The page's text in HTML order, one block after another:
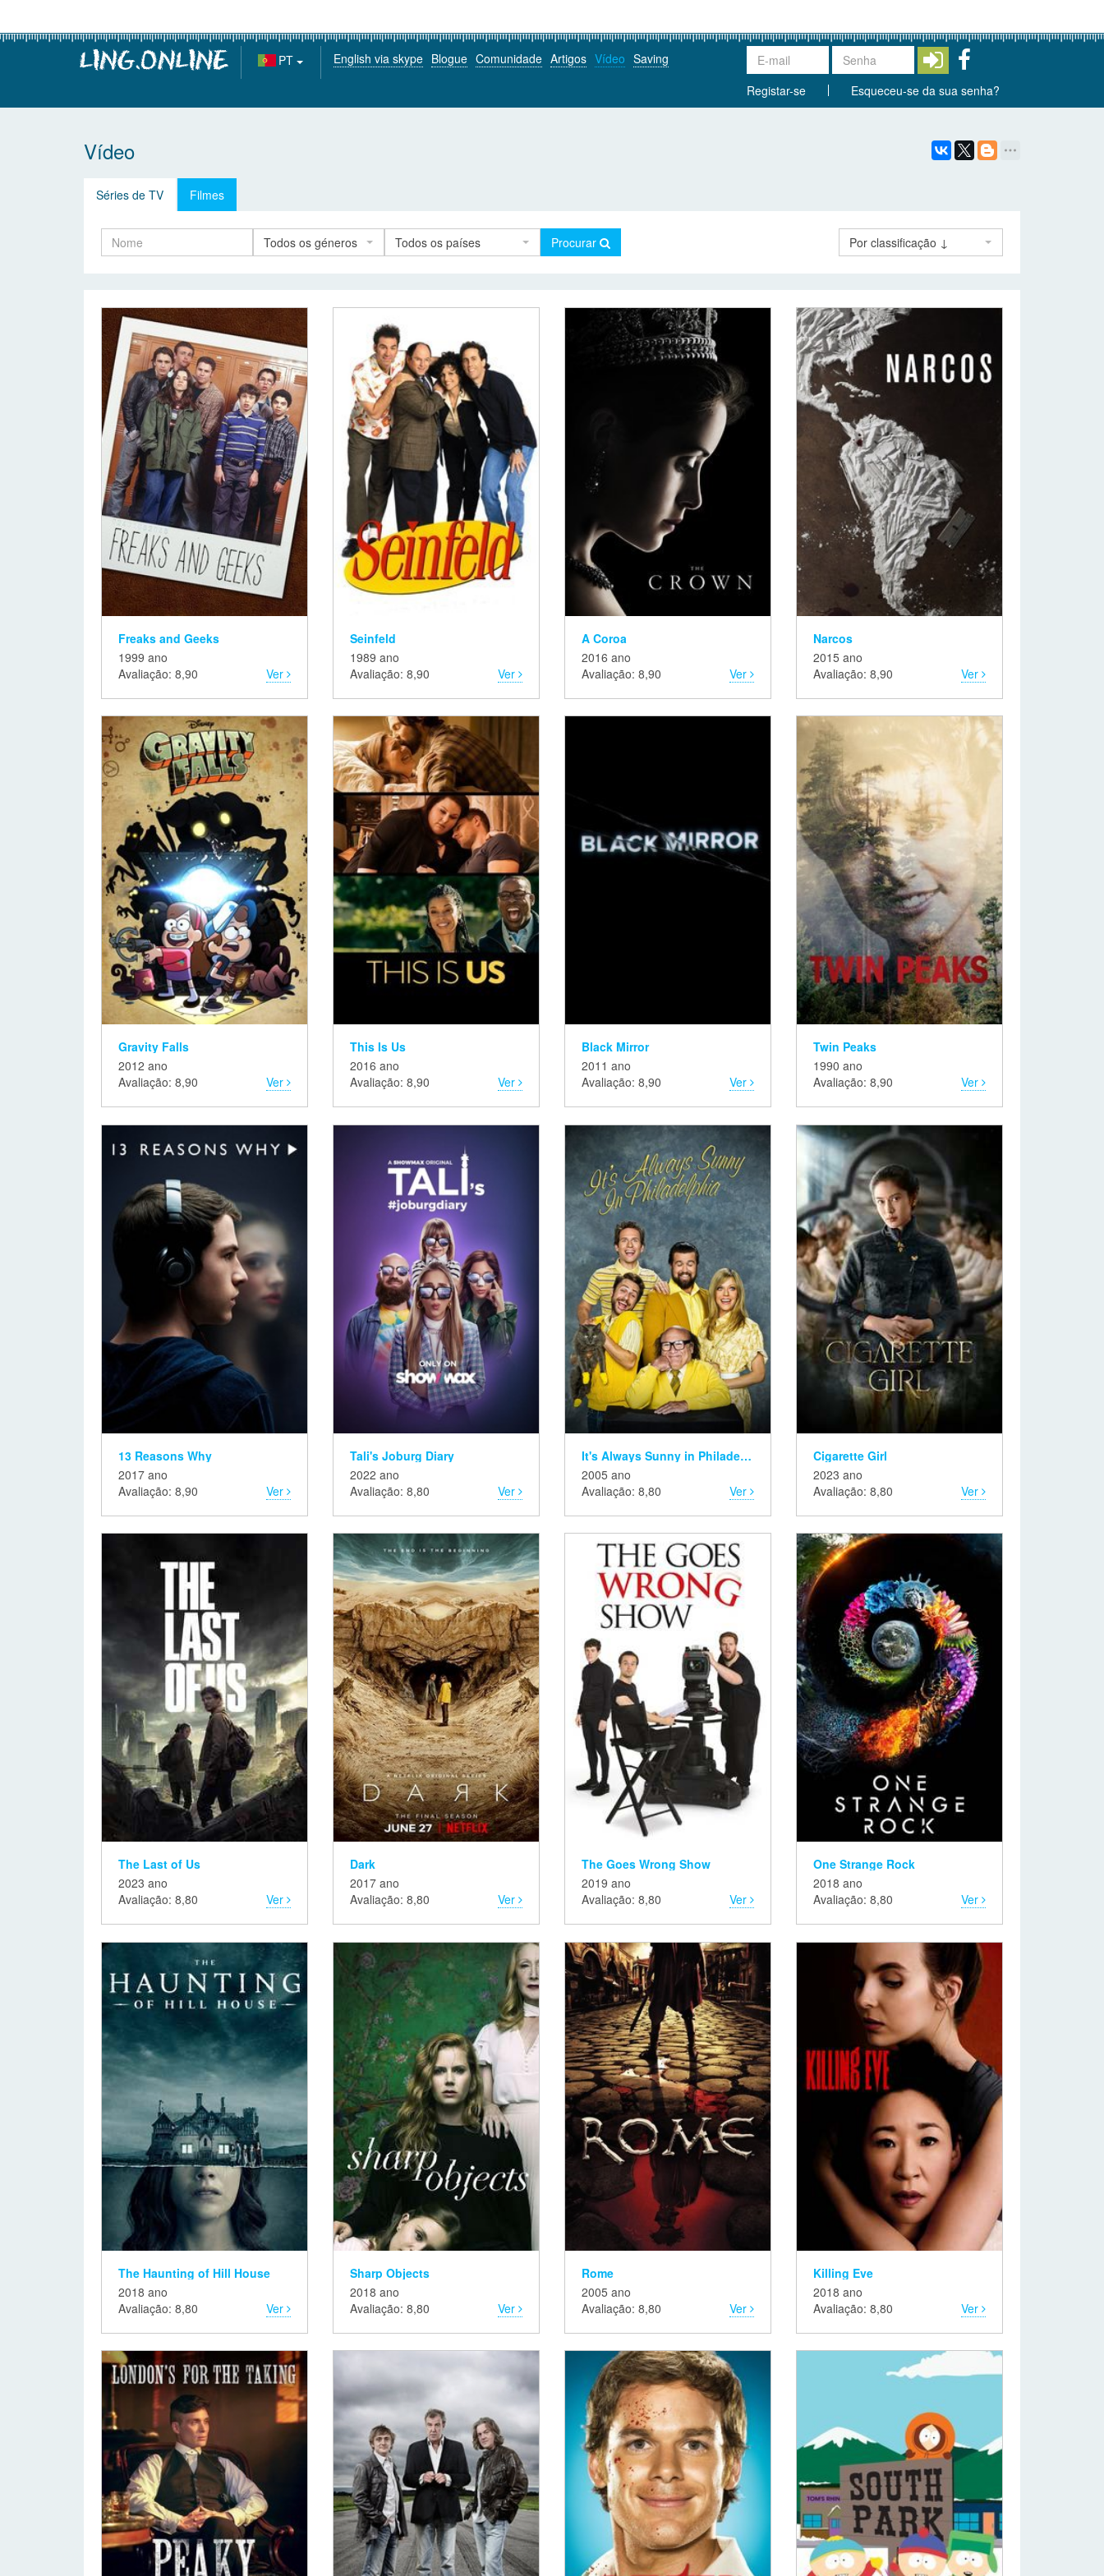
PT English via skype Blogue Comunidade Artigos Vídeo Saving
Registar-se
Esqueceu-se da sua senha?
Vídeo
Séries de TV Filmes
Todos os géneros Todos os países Procurar Por classificação ↓
Freaks and Geeks
1999 ano
Avaliação: 8,90
Ver
Seinfeld
1989 ano
Avaliação: 8,90
Ver
A Coroa
2016 ano
Avaliação: 8,90
Ver
Narcos
2015 ano
Avaliação: 8,90
Ver
Gravity Falls
2012 ano
Avaliação: 8,90
Ver
This Is Us
2016 ano
Avaliação: 8,90
Ver
Black Mirror
2011 ano
Avaliação: 8,90
Ver
Twin Peaks
1990 ano
Avaliação: 8,90
Ver
13 Reasons Why
2017 ano
Avaliação: 8,90
Ver
Tali's Joburg Diary
2022 ano
Avaliação: 8,80
Ver
It's Always Sunny in Philadelphia
2005 ano
Avaliação: 8,80
Ver
Cigarette Girl
2023 ano
Avaliação: 8,80
Ver
The Last of Us
2023 ano
Avaliação: 8,80
Ver
Dark
2017 ano
Avaliação: 8,80
Ver
The Goes Wrong Show
2019 ano
Avaliação: 8,80
Ver
One Strange Rock
2018 ano
Avaliação: 8,80
Ver
The Haunting of Hill House
2018 ano
Avaliação: 8,80
Ver
Sharp Objects
2018 ano
Avaliação: 8,80
Ver
Rome
2005 ano
Avaliação: 8,80
Ver
Killing Eve
2018 ano
Avaliação: 8,80
Ver